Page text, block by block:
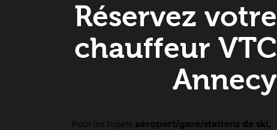
Réservez votre
chauffeur VTC
Annecy
Pour les trajets aéroport/gare/stations de ski,